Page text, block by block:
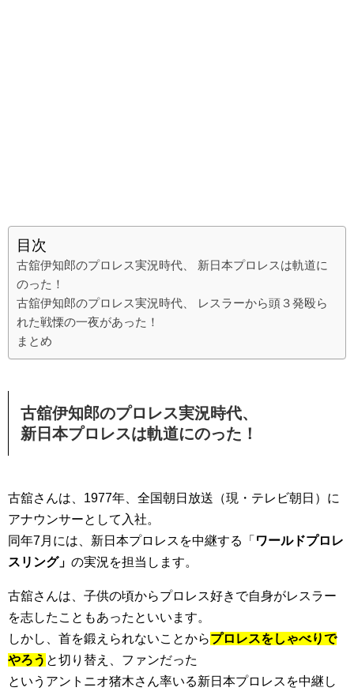
目次
古舘伊知郎のプロレス実況時代、 新日本プロレスは軌道に
のった！
古舘伊知郎のプロレス実況時代、 レスラーから頭３発殴ら
れた戦慄の一夜があった！
まとめ
古舘伊知郎のプロレス実況時代、
新日本プロレスは軌道にのった！
古舘さんは、1977年、全国朝日放送（現・テレビ朝日）に
アナウンサーとして入社。
同年7月には、新日本プロレスを中継する「 ワールドプロレ
スリング」 の実況を担当します。
古舘さんは、子供の頃からプロレス好きで自身がレスラー
を志したこともあったといいます。
しかし、首を鍛えられないことからプロレスをしゃべりで
やろう と切り替え、ファンだった
というアントニオ猪木さん率いる新日本プロレスを中継し